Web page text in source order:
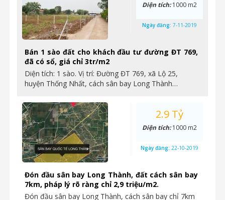
Bán 1 sào đất cho khách đầu tư đường ĐT 769,
đã có sổ, giá chỉ 3tr/m2
Diện tích: 1 sào. Vị trí: Đường ĐT 769, xã Lộ 25,
huyện Thống Nhất, cách sân bay Long Thành…
Diện tích:1000 m2
Ngày đăng: 7-11-2019
Đón đầu sân bay Long Thành, đất cách sân bay
7km, pháp lý rõ ràng chỉ 2,9 triệu/m2.
Đón đầu sân bay Long Thành, cách sân bay chỉ 7km
2.9 Tỷ
Diện tích:1000 m2
Ngày đăng: 22-10-2019